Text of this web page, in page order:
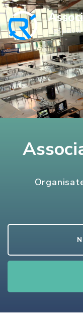
Aller
au
contenu
(Pressez
Entrée)
L'eSport